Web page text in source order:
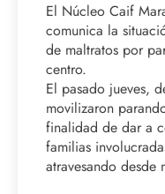
El Núcleo Caif
comunica la
de maltratos por
centro.
El pasado jueves,
movilizaron
finalidad de dar a
familias
atravesando desde